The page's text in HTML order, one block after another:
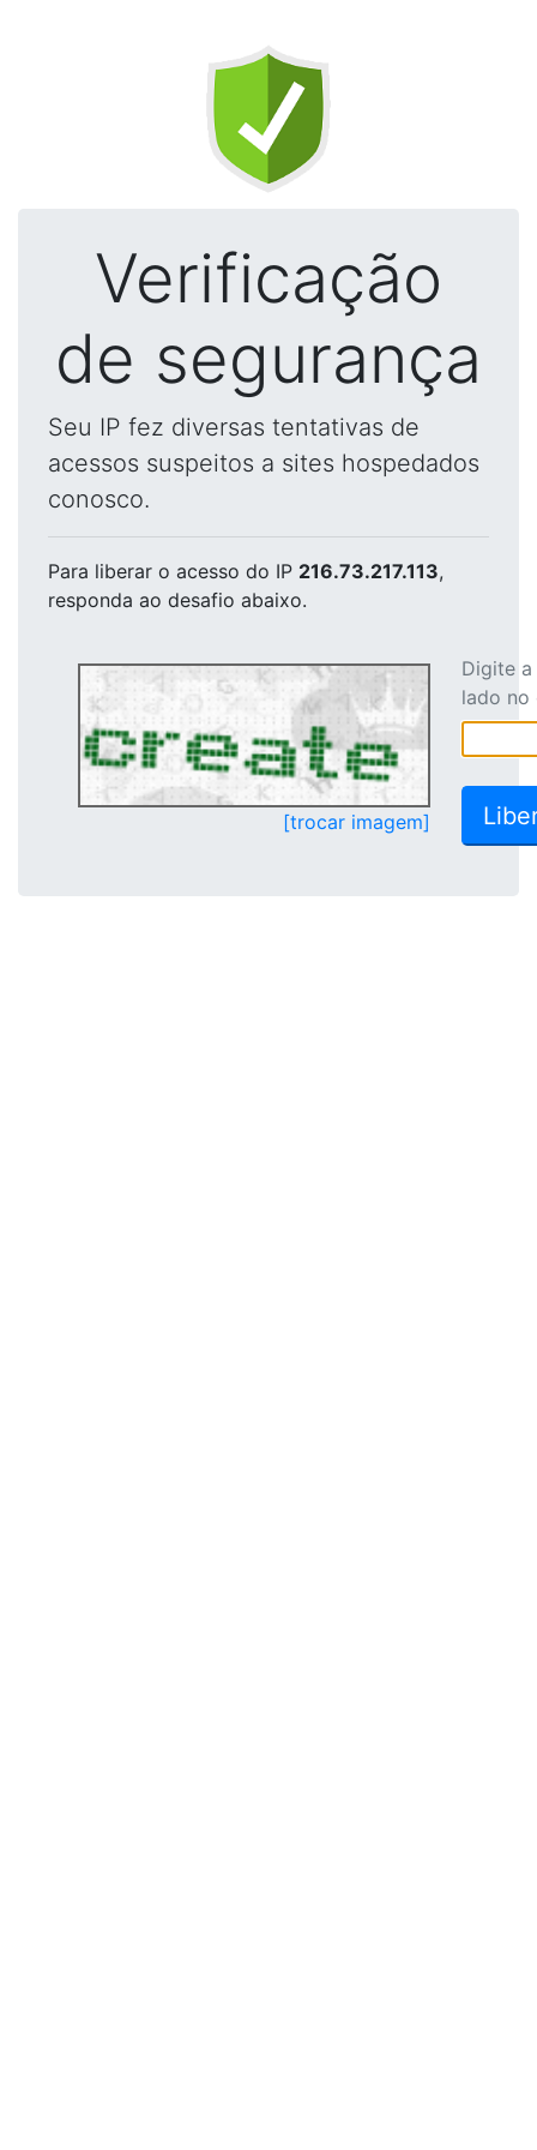
Verificação
de segurança
Seu IP fez diversas tentativas de
acessos suspeitos a sites hospedados
conosco.
Para liberar o acesso do IP 216.73.217.113,
responda ao desafio abaixo.
[trocar imagem]
Digite
lado no